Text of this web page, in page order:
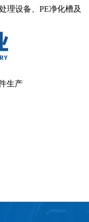
理设备、PE净化槽及
生产